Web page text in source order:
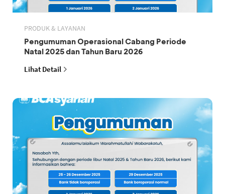
PRODUK & LAYANAN
Pengumuman Operasional Cabang Periode
Natal 2025 dan Tahun Baru 2026
Lihat Detail